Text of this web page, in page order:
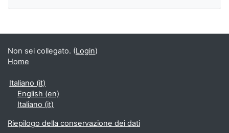
Non sei collegato. (Login)
Home
Italiano ‎(it)‎
English ‎(en)‎
Italiano ‎(it)‎
Riepilogo della conservazione dei dati